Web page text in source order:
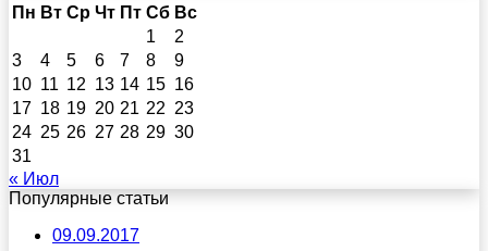
Пн Вт Ср Чт Пт Сб Вс
1
2
3
4 5 6 7 8
9
10 11 12 13 14 15 16
17 18 19 20 21 22 23
24 25 26 27 28 29 30
31
« Июл
Популярные статьи
09.09.2017